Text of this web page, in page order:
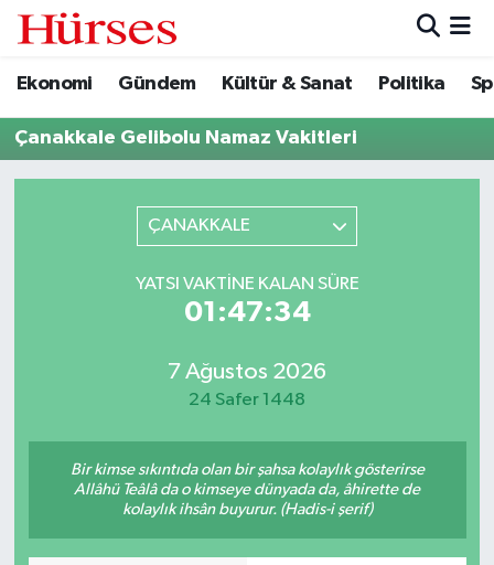
Ekonomi Gündem Kültür & Sanat Politika
Çanakkale Gelibolu Namaz Vakitleri
ÇANAKKALE
YATSI VAKTINE KALAN SÜRE
01:47:34
7 Ağustos 2026
24 Safer 1448
Bir kimse sıkıntıda olan bir şahsa kolaylık gösterirse
Allâhü Teâlâ da o kimseye dünyada da, âhirette de
kolaylık ihsân buyurur. (Hadis-i şerif)
Ekonomi
Gündem
Hava Durumu
Trafik Durumu
Tüm Manşetler
Son Dakika Haberleri